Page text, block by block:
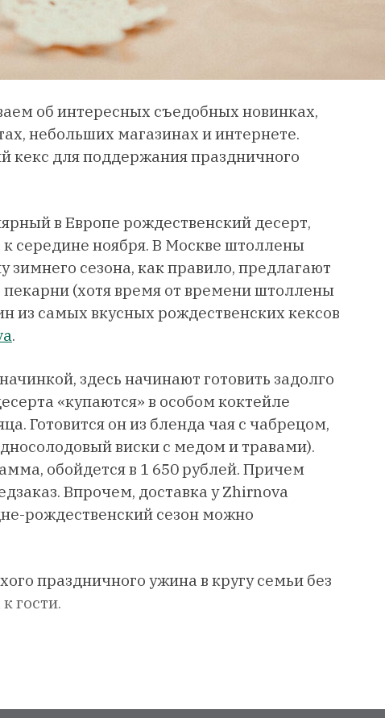
об интересных съедобных новинках,
небольших магазинах и интернете.
кекс для поддержания праздничного
в Европе рождественский десерт,
середине ноября. В Москве штоллены
сезона, как правило, предлагают
(хотя время от времени штоллены
из самых вкусных рождественских кексов
.
здесь начинают готовить задолго
«купаются» в особом коктейле
Готовится он из бленда чая с чабрецом,
виски с медом и травами).
обойдется в 1 650 рублей. Причем
Впрочем, доставка у Zhirnova
рождественский сезон можно
праздничного ужина в кругу семьи без
гости.